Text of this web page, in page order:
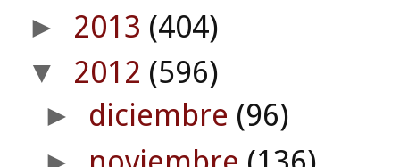
► 2013 (404)
▼ 2012 (596)
► diciembre (96)